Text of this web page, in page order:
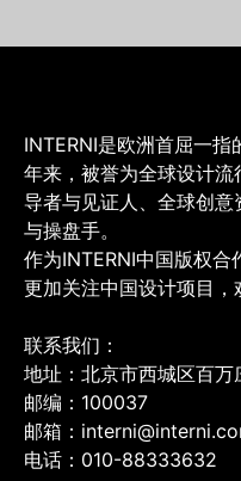
INTERNI是欧洲首屈一
年来，被誉为全球设计
导者与见证人、全球创
与操盘手。
作为INTERNI中国版权合
更加关注中国设计项目，
联系我们：
地址：北京市西城区百
邮编：100037
邮箱：
电话：010-88333632